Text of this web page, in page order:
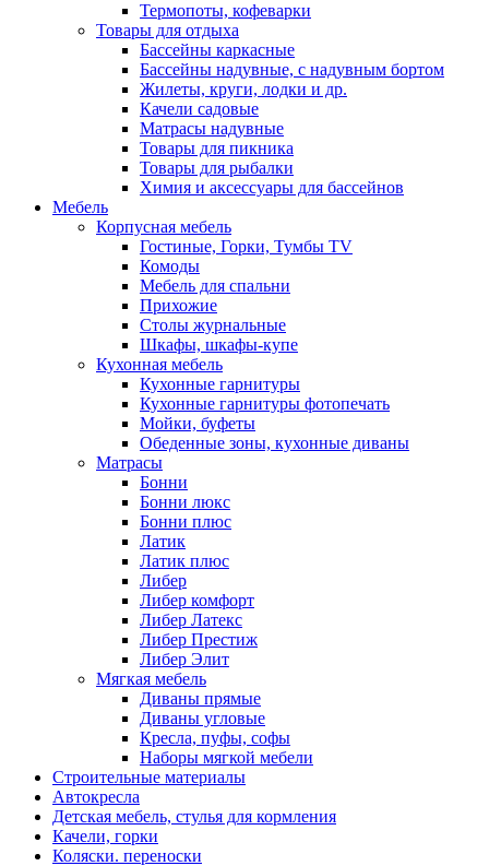
Термопоты, кофеварки
Товары для отдыха
Бассейны каркасные
Бассейны надувные, с надувным бортом
Жилеты, круги, лодки и др.
Качели садовые
Матрасы надувные
Товары для пикника
Товары для рыбалки
Химия и аксессуары для бассейнов
Мебель
Корпусная мебель
Гостиные, Горки, Тумбы TV
Комоды
Мебель для спальни
Прихожие
Столы журнальные
Шкафы, шкафы-купе
Кухонная мебель
Кухонные гарнитуры
Кухонные гарнитуры фотопечать
Мойки, буфеты
Обеденные зоны, кухонные диваны
Матрасы
Бонни
Бонни люкс
Бонни плюс
Латик
Латик плюс
Либер
Либер комфорт
Либер Латекс
Либер Престиж
Либер Элит
Мягкая мебель
Диваны прямые
Диваны угловые
Кресла, пуфы, софы
Наборы мягкой мебели
Строительные материалы
Автокресла
Детская мебель, стулья для кормления
Качели, горки
Коляски. переноски